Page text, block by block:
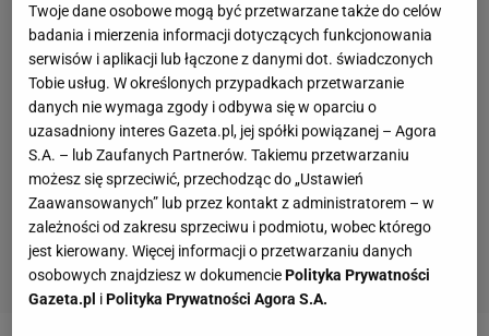
Twoje dane osobowe mogą być przetwarzane także do celów
badania i mierzenia informacji dotyczących funkcjonowania
serwisów i aplikacji lub łączone z danymi dot. świadczonych
Tobie usług. W określonych przypadkach przetwarzanie
danych nie wymaga zgody i odbywa się w oparciu o
uzasadniony interes Gazeta.pl, jej spółki powiązanej – Agora
S.A. – lub Zaufanych Partnerów. Takiemu przetwarzaniu
możesz się sprzeciwić, przechodząc do „Ustawień
Zaawansowanych” lub przez kontakt z administratorem – w
zależności od zakresu sprzeciwu i podmiotu, wobec którego
jest kierowany. Więcej informacji o przetwarzaniu danych
osobowych znajdziesz w dokumenciePolityka Prywatności
Gazeta.pl iPolityka Prywatności Agora S.A.